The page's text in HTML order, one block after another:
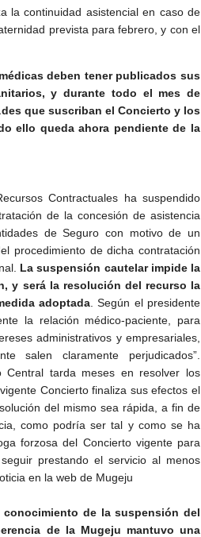
la continuidad asistencial en caso de
prevista para febrero, y con el
deben tener publicados sus
y durante todo el mes de
que suscriban el Concierto y los
ello queda ahora pendiente de la
Contractuales ha suspendido
de la concesión de asistencia
de Seguro con motivo de un
procedimiento de dicha contratación
La suspensión cautelar impide la
y será la resolución del recurso la
adoptada . Según el presidente
la relación médico-paciente, para
administrativos y empresariales,
claramente perjudicados”.
Central tarda meses en resolver los
Concierto finaliza sus efectos el
del mismo sea rápida, a fin de
como podría ser tal y como se ha
forzosa del Concierto vigente para
prestando el servicio al menos
en la web de Mugeju
conocimiento de la suspensión del
de la Mugeju mantuvo una